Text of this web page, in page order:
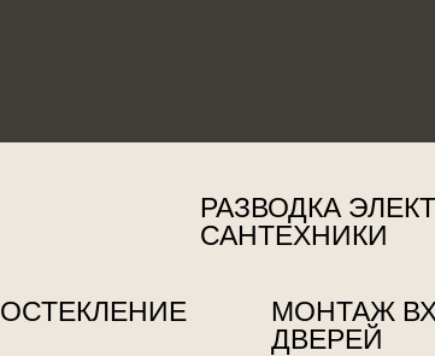
РАЗВОДКА
САНТЕХНИКИ
ОСТЕКЛЕНИЕ
МОНТАЖ
ДВЕРЕЙ